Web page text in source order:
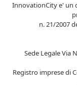
InnovationCity e' un
n. 21/2007
Sede Legale Via
Registro imprese di